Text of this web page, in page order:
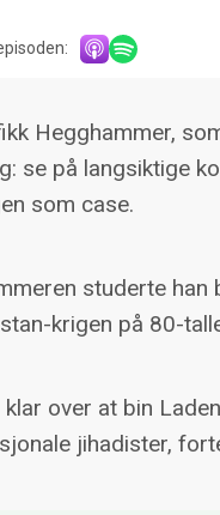
Hegghammer,
se på langsiktige
som case.
studerte
krigen på 80-
klar over at bin
jihadister,